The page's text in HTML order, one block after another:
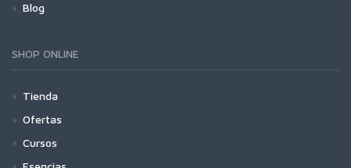
Blog
SHOP ONLINE
Tienda
Ofertas
Cursos